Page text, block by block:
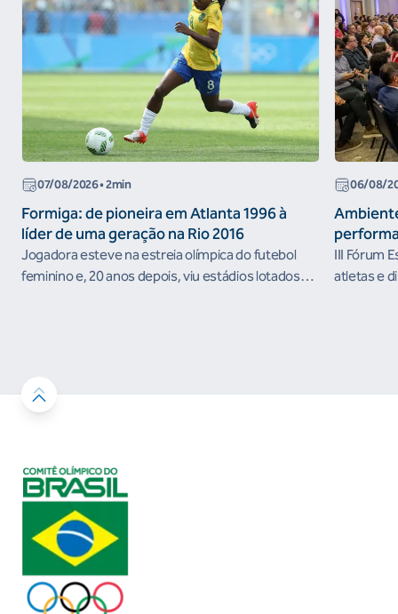
07/08/2026• 2min
Formiga: de pioneira em Atlanta 1996 à
líder de uma geração na Rio 2016
Jogadora esteve na estreia olímpica do futebol
feminino e, 20 anos depois, viu estádios lotados
06/08/
III Fórum
atletas e